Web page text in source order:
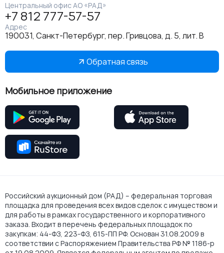
Центральный офис АО «РАД»
+7 812 777-57-57
Адрес
190031, Санкт-Петербург, пер. Гривцова, д. 5, лит. В
Обратная связь
Мобильное приложение
Российский аукционный дом (РАД) – федеральная торговая
площадка для проведения всех видов сделок с имуществом и
для работы в рамках государственного и корпоративного
заказа. Входит в перечень федеральных площадок по
закупкам: 44-ФЗ, 223-ФЗ, 615-ПП РФ. Основан 31.08.2009 в
соответствии с Распоряжением Правительства РФ № 1186-р